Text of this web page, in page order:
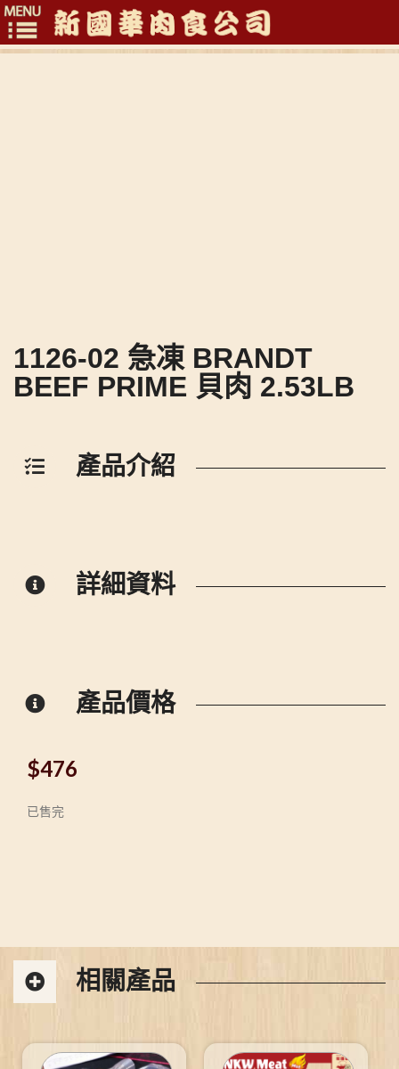
Toggle
1126-02 急凍 BRANDT
BEEF PRIME 貝肉 2.53LB
產品介紹
詳細資料
產品價格
$476
已售完
相關產品